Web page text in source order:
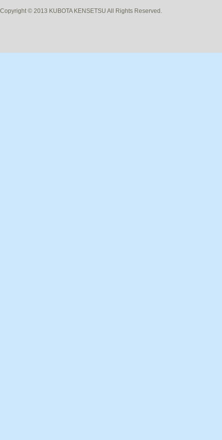
Copyright © 2013 KUBOTA KENSETSU All Rights Reserved.